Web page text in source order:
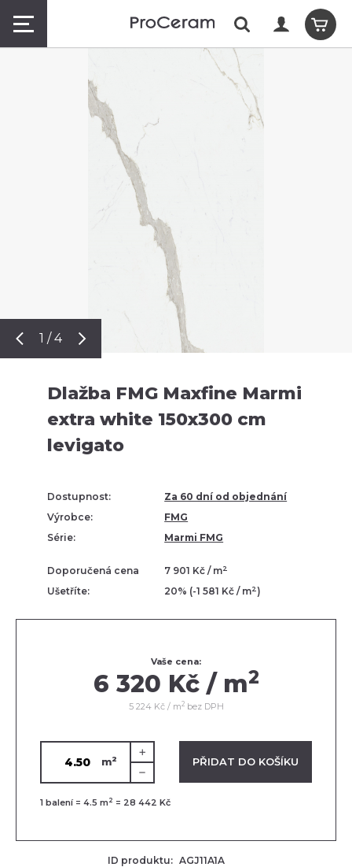
1 / 4
Dlažba FMG Maxfine Marmi
extra white 150x300 cm
levigato
Dostupnost:
Za 60 dní od objednání
Výrobce:
FMG
Série:
Marmi FMG
Doporučená cena 7 901 Kč / m2
Ušetříte: 20% (-1 581 Kč / m2)
Vaše cena:
6 320 Kč / m2
5 224 Kč / m2bez DPH
m2
VLOŽENO V KOŠÍKU PŘIDAT DO KOŠÍKU
1 balení = 4.5 m 2 = 28 442 Kč
ID produktu: AGJ11A1A